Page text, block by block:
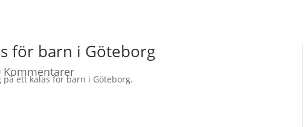
för barn i Göteborg
Kommentarer